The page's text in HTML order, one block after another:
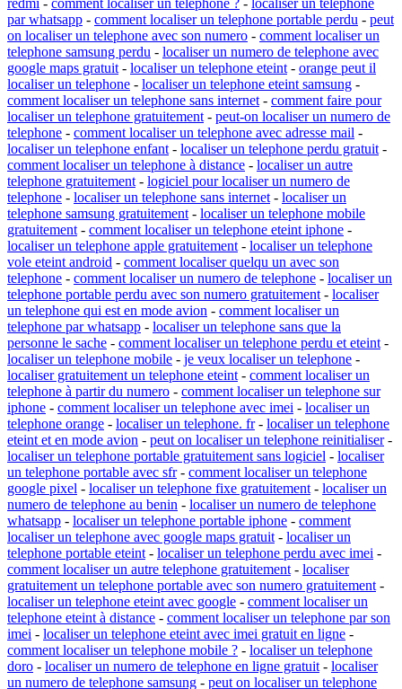
redmi - comment localiser un telephone ? - localiser un telephone
par whatsapp - comment localiser un telephone portable perdu - peut
on localiser un telephone avec son numero - comment localiser un
telephone samsung perdu - localiser un numero de telephone avec
google maps gratuit- localiser un telephone eteint- orange peut il
localiser un telephone - localiser un telephone eteint samsung -
comment localiser un telephone sans internet- comment faire pour
localiser un telephone gratuitement- peut-on localiser un numero de
telephone - comment localiser un telephone avec adresse mail -
localiser un telephone enfant- localiser un telephone perdu gratuit-
comment localiser un telephone à distance - localiser un autre
telephone gratuitement- logiciel pour localiser un numero de
telephone - localiser un telephone sans internet- localiser un
telephone samsung gratuitement- localiser un telephone mobile
gratuitement- comment localiser un telephone eteint iphone -
localiser un telephone apple gratuitement- localiser un telephone
vole eteint android - comment localiser quelqu un avec son
telephone - comment localiser un numero de telephone - localiser un
telephone portable perdu avec son numero gratuitement- localiser
un telephone qui est en mode avion - comment localiser un
telephone par whatsapp - localiser un telephone sans que la
personne le sache - comment localiser un telephone perdu et eteint-
localiser un telephone mobile - je veux localiser un telephone -
localiser gratuitement un telephone eteint- comment localiser un
telephone à partir du numero - comment localiser un telephone sur
iphone - comment localiser un telephone avec imei - localiser un
telephone orange - localiser un telephone. fr- localiser un telephone
eteint et en mode avion - peut on localiser un telephone reinitialiser-
localiser un telephone portable gratuitement sans logiciel - localiser
un telephone portable avec sfr- comment localiser un telephone
google pixel - localiser un telephone fixe gratuitement- localiser un
numero de telephone au benin - localiser un numero de telephone
whatsapp - localiser un telephone portable iphone - comment
localiser un telephone avec google maps gratuit- localiser un
telephone portable eteint- localiser un telephone perdu avec imei -
comment localiser un autre telephone gratuitement- localiser
gratuitement un telephone portable avec son numero gratuitement-
localiser un telephone eteint avec google - comment localiser un
telephone eteint à distance - comment localiser un telephone par son
imei - localiser un telephone eteint avec imei gratuit en ligne -
comment localiser un telephone mobile ? - localiser un telephone
doro - localiser un numero de telephone en ligne gratuit- localiser
un numero de telephone samsung - peut on localiser un telephone